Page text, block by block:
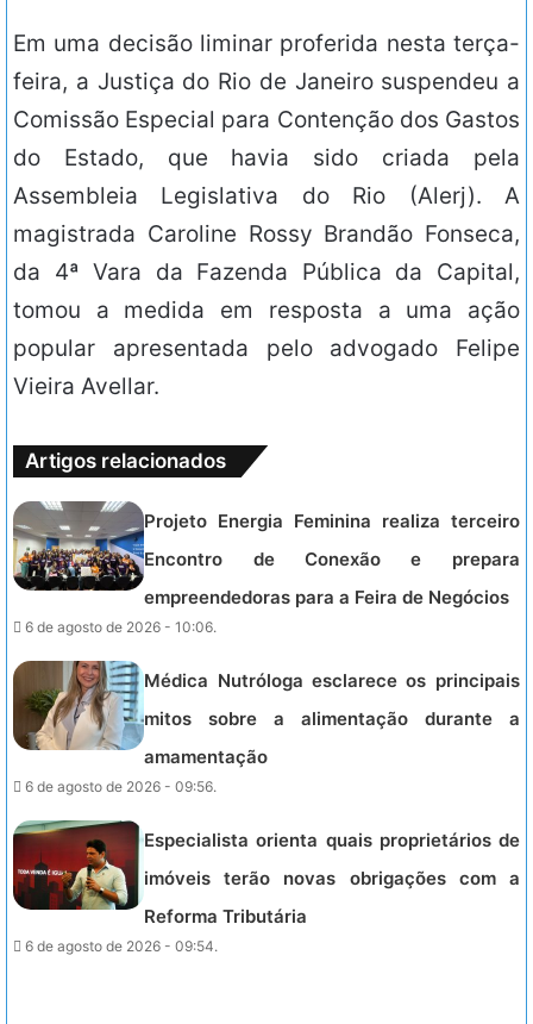
Em uma decisão liminar proferida nesta terça-
feira, a Justiça do Rio de Janeiro suspendeu a
Comissão Especial para Contenção dos Gastos
do Estado, que havia sido criada pela
Assembleia Legislativa do Rio (Alerj). A
magistrada Caroline Rossy Brandão Fonseca,
da 4ª Vara da Fazenda Pública da Capital,
tomou a medida em resposta a uma ação
popular apresentada pelo advogado Felipe
Vieira Avellar.
Artigos relacionados
Projeto Energia Feminina realiza terceiro
Encontro de Conexão e prepara
empreendedoras para a Feira de Negócios
6 de agosto de 2026 - 10:06.
Médica Nutróloga esclarece os principais
mitos sobre a alimentação durante a
amamentação
6 de agosto de 2026 - 09:56.
Especialista orienta quais proprietários de
imóveis terão novas obrigações com a
Reforma Tributária
6 de agosto de 2026 - 09:54.